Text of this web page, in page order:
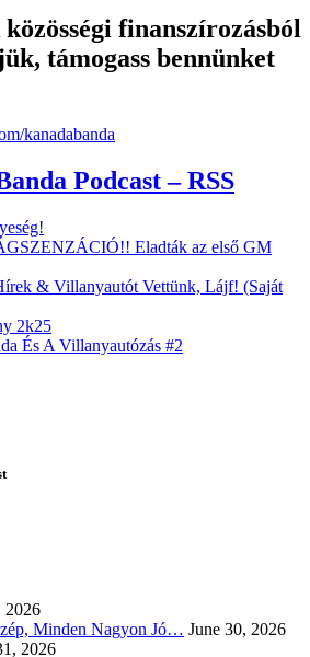
finanszírozásból
támogass bennünket
Podcast – RSS
Eladták az első GM
& Villanyautót Vettünk, Lájf! (Saját
2k25
És A Villanyautózás #2
2026
Minden Nagyon Jó… June 30, 2026
2026